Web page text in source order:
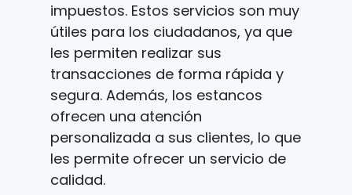
impuestos. Estos servicios son muy
útiles para los ciudadanos, ya que
les permiten realizar sus
transacciones de forma rápida y
segura. Además, los estancos
ofrecen una atención
personalizada a sus clientes, lo que
les permite ofrecer un servicio de
calidad.